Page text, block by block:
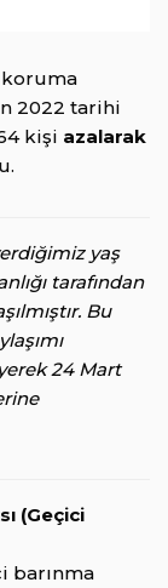
koruma
2022 tarihi
kişi azalarak
yaş
tarafından
Bu
24 Mart
(Geçici
barınma